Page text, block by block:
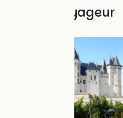
Le Vélo Voyageur